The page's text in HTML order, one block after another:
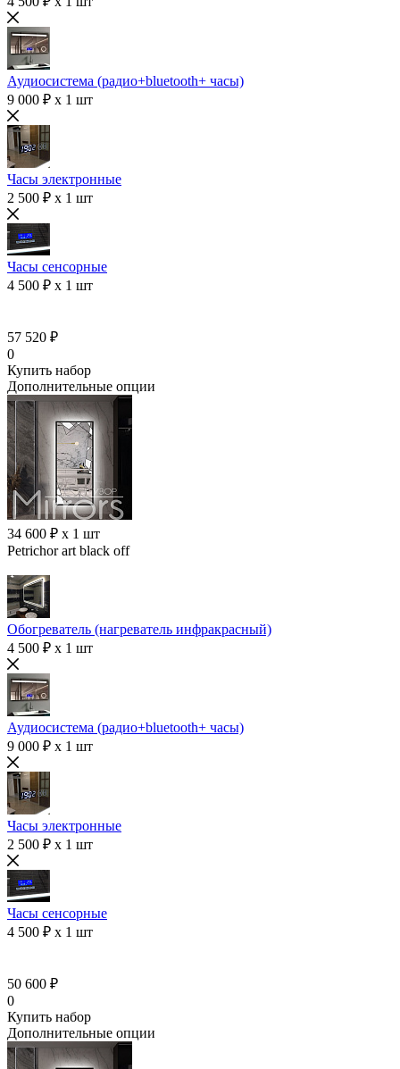
Аудиосистема (радио+bluetooth+ часы)
9 000 ₽ x 1 шт
Часы электронные
2 500 ₽ x 1 шт
Часы сенсорные
4 500 ₽ x 1 шт
57 520 ₽
0
Купить набор
Дополнительные опции
34 600 ₽ x 1 шт
Petrichor art black off
Обогреватель (нагреватель инфракрасный)
4 500 ₽ x 1 шт
Аудиосистема (радио+bluetooth+ часы)
9 000 ₽ x 1 шт
Часы электронные
2 500 ₽ x 1 шт
Часы сенсорные
4 500 ₽ x 1 шт
50 600 ₽
0
Купить набор
Дополнительные опции